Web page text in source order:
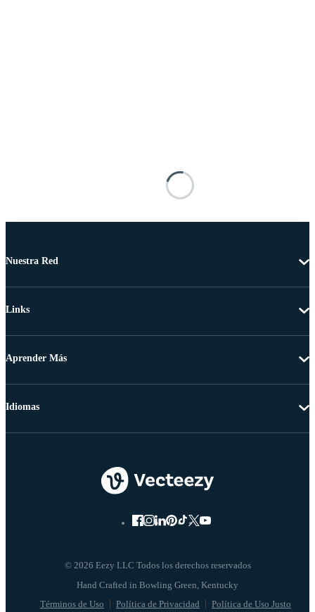
Nuestra Red
Links
Aprender Más
© 2026 Eezy LLC Todos los derechos reservados
Términos de Uso Política de Privacidad Política de Uso Justo
Idiomas